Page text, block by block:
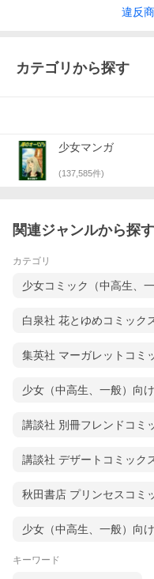
違反
カテゴリから探す
少女マンガ
(137,585件)
関連ジャンルから探す
カテゴリ
少女コミック（中高生、
白泉社 花とゆめコミック
集英社 マーガレットコミ
少女（中高生、一般）向
講談社 別冊フレンドコミ
講談社 デザートコミック
秋田書店 プリンセスコミ
少女（中高生、一般）向
キーワード